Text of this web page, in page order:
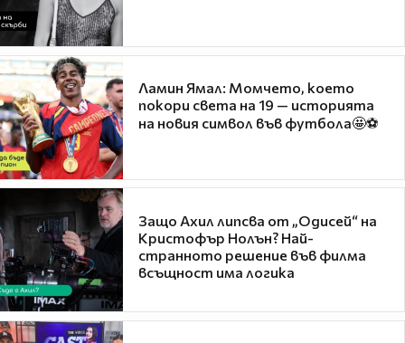
Ламин Ямал: Момчето, което
покори света на 19 — историята
на новия символ във футбола🤩⚽
Защо Ахил липсва от „Одисей“ на
Кристофър Нолън? Най-
странното решение във филма
всъщност има логика